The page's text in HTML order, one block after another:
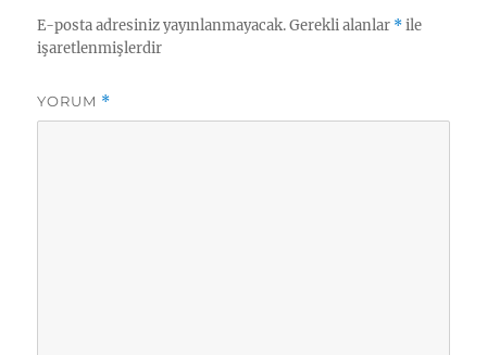
m
E-posta adresiniz yayınlanmayacak. Gerekli alanlar *ile
işaretlenmişlerdir
YORUM *